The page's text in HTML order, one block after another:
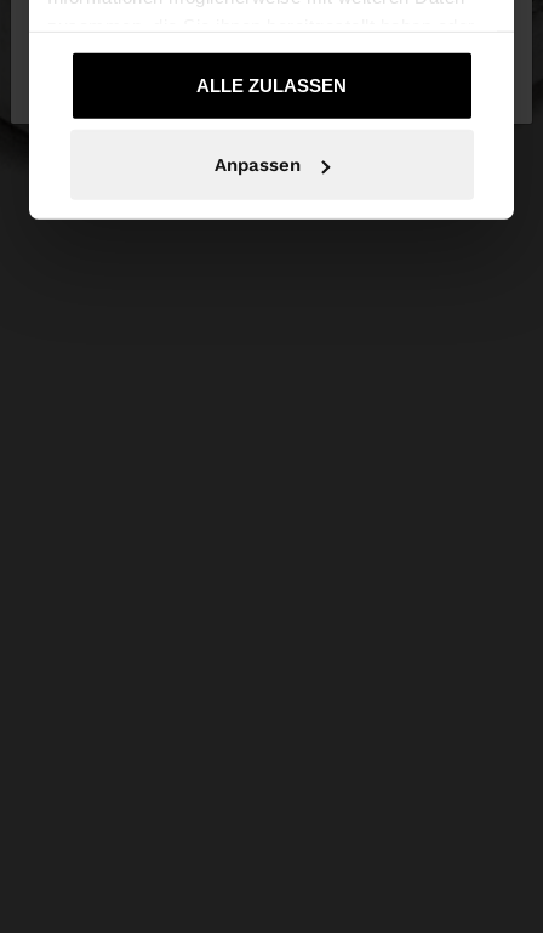
die sie im Rahmen Ihrer Nutzung der Dienste
gesammelt haben.ALLE ZULASSEN
Anpassen
Luxembourg
Ja, bringen Sie mich
zu United States